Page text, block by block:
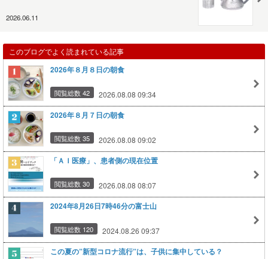
2026.06.11
このブログでよく読まれている記事
2026年８月８日の朝食
閲覧総数 42 2026.08.08 09:34
2026年８月７日の朝食
閲覧総数 35 2026.08.08 09:02
「ＡＩ医療」、患者側の現在位置
閲覧総数 30 2026.08.08 08:07
2024年8月26日7時46分の富士山
閲覧総数 120 2024.08.26 09:37
この夏の”新型コロナ流行”は、子供に集中している？